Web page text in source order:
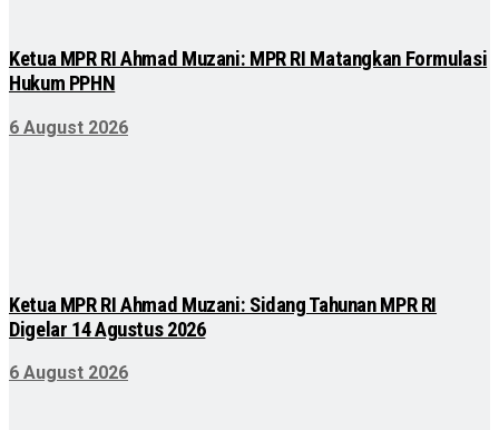
Ketua MPR RI Ahmad Muzani: MPR RI Matangkan Formulasi
Hukum PPHN
6 August 2026
Ketua MPR RI Ahmad Muzani: Sidang Tahunan MPR RI
Digelar 14 Agustus 2026
6 August 2026